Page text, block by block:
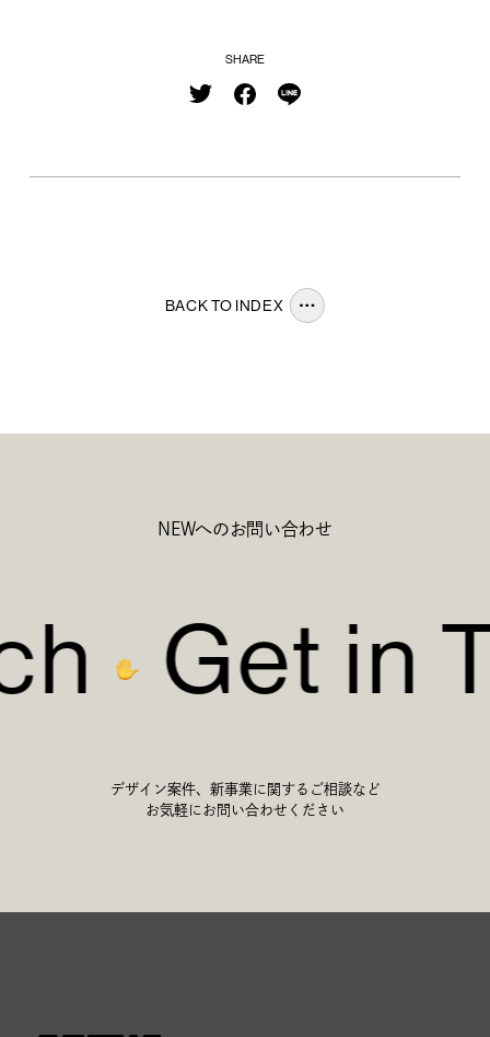
SHARE
BACK TO INDEX
NEWへのお問い合わせ
Get in
デザイン案件、新事業に関するご相談など
お気軽にお問い合わせください